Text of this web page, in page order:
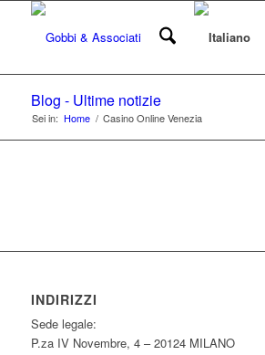
Blog - Ultime notizie
Sei in: Home / Casino Online Venezia
INDIRIZZI
Sede legale:
P.za IV Novembre, 4 – 20124 MILANO